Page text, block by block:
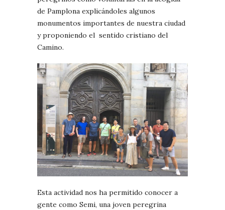
de Pamplona explicándoles algunos
monumentos importantes de nuestra ciudad
y proponiendo el sentido cristiano del
Camino.
Esta actividad nos ha permitido conocer a
gente como Semi, una joven peregrina